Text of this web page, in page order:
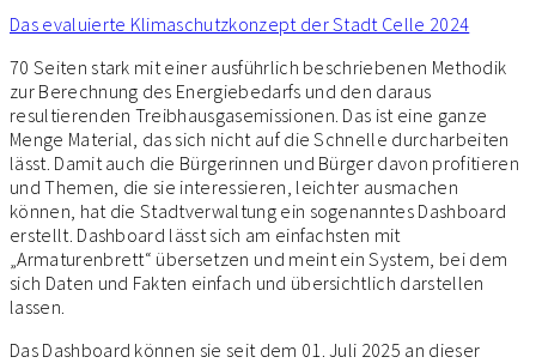
Das evaluierte Klimaschutzkonzept der Stadt Celle 2024
70 Seiten stark mit einer ausführlich beschriebenen Methodik
zur Berechnung des Energiebedarfs und den daraus
resultierenden Treibhausgasemissionen. Das ist eine ganze
Menge Material, das sich nicht auf die Schnelle durcharbeiten
lässt. Damit auch die Bürgerinnen und Bürger davon profitieren
und Themen, die sie interessieren, leichter ausmachen
können, hat die Stadtverwaltung ein sogenanntes Dashboard
erstellt. Dashboard lässt sich am einfachsten mit
„Armaturenbrett“ übersetzen und meint ein System, bei dem
sich Daten und Fakten einfach und übersichtlich darstellen
lassen.
Das Dashboard können sie seit dem 01. Juli 2025 an dieser